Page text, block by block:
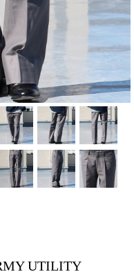
UTILITY